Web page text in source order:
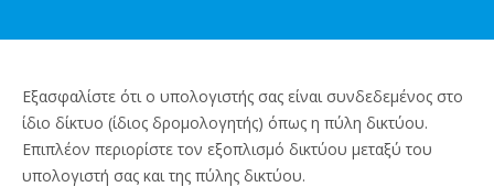
Εξασφαλίστε ότι ο υπολογιστής σας είναι συνδεδεμένος στο
ίδιο δίκτυο (ίδιος δρομολογητής) όπως η πύλη δικτύου.
Επιπλέον περιορίστε τον εξοπλισμό δικτύου μεταξύ του
υπολογιστή σας και της πύλης δικτύου.